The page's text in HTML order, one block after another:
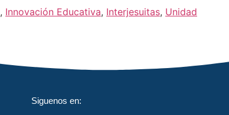
, Innovación Educativa, Interjesuitas, Unidad
Siguenos en: